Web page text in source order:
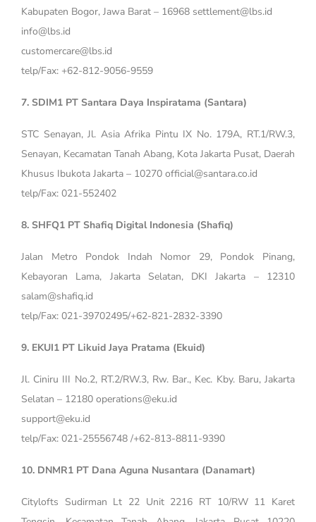
Kabupaten Bogor, Jawa Barat – 16968 settlement@lbs.id
info@lbs.id
customercare@lbs.id
telp/Fax: +62-812-9056-9559
7. SDIM1 PT Santara Daya Inspiratama (Santara)
STC Senayan, Jl. Asia Afrika Pintu IX No. 179A, RT.1/RW.3,
Senayan, Kecamatan Tanah Abang, Kota Jakarta Pusat, Daerah
Khusus Ibukota Jakarta – 10270 official@santara.co.id
telp/Fax: 021-552402
8. SHFQ1 PT Shafiq Digital Indonesia (Shafiq)
Jalan Metro Pondok Indah Nomor 29, Pondok Pinang,
Kebayoran Lama, Jakarta Selatan, DKI Jakarta – 12310
salam@shafiq.id
telp/Fax: 021-39702495/+62-821-2832-3390
9. EKUI1 PT Likuid Jaya Pratama (Ekuid)
Jl. Ciniru III No.2, RT.2/RW.3, Rw. Bar., Kec. Kby. Baru, Jakarta
Selatan – 12180 operations@eku.id
support@eku.id
telp/Fax: 021-25556748 /+62-813-8811-9390
10. DNMR1 PT Dana Aguna Nusantara (Danamart)
Citylofts Sudirman Lt 22 Unit 2216 RT 10/RW 11 Karet